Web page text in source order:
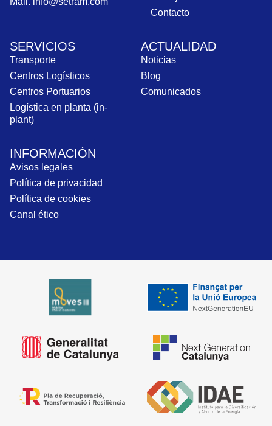
Contacto
SERVICIOS
Transporte
Centros Logísticos
Centros Portuarios
Logística en planta (in-
plant)
ACTUALIDAD
Noticias
Blog
Comunicados
INFORMACIÓN
Avisos legales
Política de privacidad
Política de cookies
Canal ético